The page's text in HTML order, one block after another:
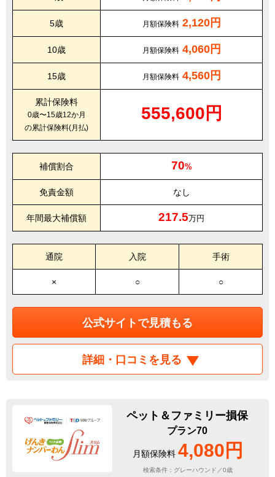
5歳 月額保険料 2,120円
10歳 月額保険料 4,060円
15歳 月額保険料 4,560円
累計保険料
0歳〜15歳12か月
の累計保険料(月払)
555,600円
補償割合 70%
免責金額 なし
年間最大補償額 217.5万円
通院 入院 手術
× ○ ○
公式サイトで見積もる
詳細・口コミを見る
ペット＆ファミリー損保
プラン70
月額保険料 4,080円
検索条件：グレーハウンド／0歳